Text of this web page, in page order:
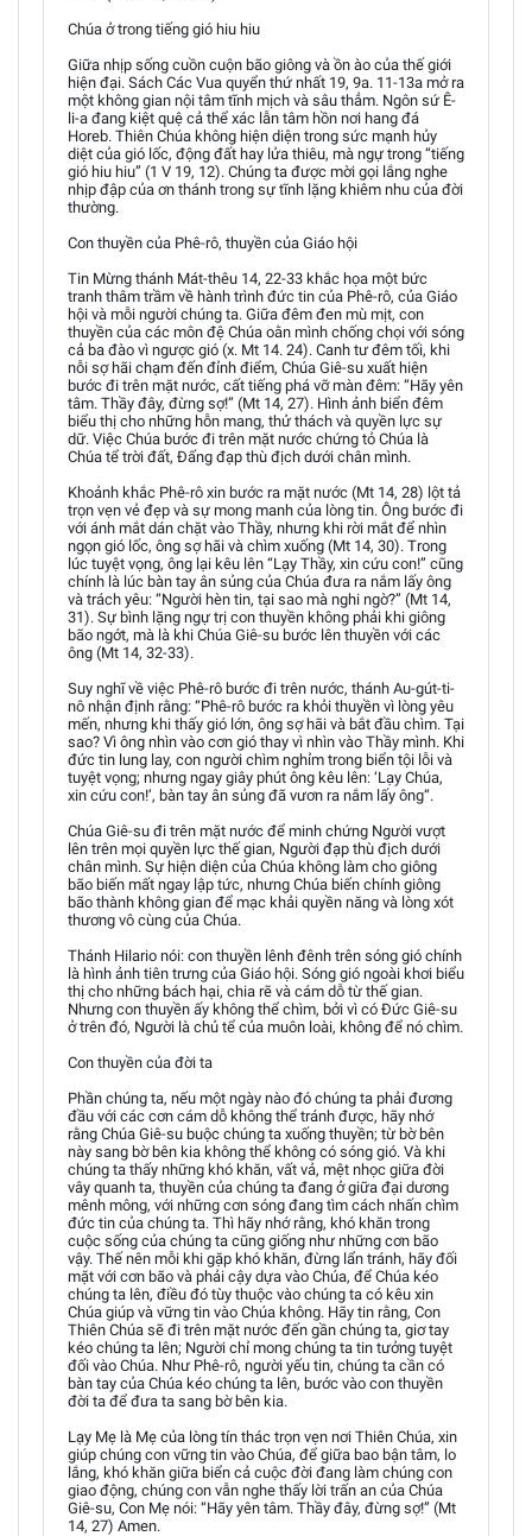
Chúa ở trong tiếng gió hiu hiu
Giữa nhịp sống cuồn cuộn bão giông và ồn ào của thế giới
hiện đại. Sách Các Vua quyển thứ nhất 19, 9a. 11-13a mở ra
một không gian nội tâm tĩnh mịch và sâu thẳm. Ngôn sứ Ê-
li-a đang kiệt quệ cả thể xác lẫn tâm hồn nơi hang đá
Horeb. Thiên Chúa không hiện diện trong sức mạnh hủy
diệt của gió lốc, động đất hay lửa thiêu, mà ngự trong “tiếng
gió hiu hiu” (1 V 19, 12). Chúng ta được mời gọi lắng nghe
nhịp đập của ơn thánh trong sự tĩnh lặng khiêm nhu của đời
thường.
Con thuyền của Phê-rô, thuyền của Giáo hội
Tin Mừng thánh Mát-thêu 14, 22-33 khắc họa một bức
tranh thâm trầm về hành trình đức tin của Phê-rô, của Giáo
hội và mỗi người chúng ta. Giữa đêm đen mù mịt, con
thuyền của các môn đệ Chúa oằn mình chống chọi với sóng
cả ba đào vì ngược gió (x. Mt 14. 24). Canh tư đêm tối, khi
nỗi sợ hãi chạm đến đỉnh điểm, Chúa Giê-su xuất hiện
bước đi trên mặt nước, cất tiếng phá vỡ màn đêm: “Hãy yên
tâm. Thầy đây, đừng sợ!” (Mt 14, 27). Hình ảnh biển đêm
biểu thị cho những hỗn mang, thử thách và quyền lực sự
dữ. Việc Chúa bước đi trên mặt nước chứng tỏ Chúa là
Chúa tể trời đất, Đấng đạp thù địch dưới chân mình.
Khoảnh khắc Phê-rô xin bước ra mặt nước (Mt 14, 28) lột tả
trọn vẹn vẻ đẹp và sự mong manh của lòng tin. Ông bước đi
với ánh mắt dán chặt vào Thầy, nhưng khi rời mắt để nhìn
ngọn gió lốc, ông sợ hãi và chìm xuống (Mt 14, 30). Trong
lúc tuyệt vọng, ông lại kêu lên “Lạy Thầy, xin cứu con!” cũng
chính là lúc bàn tay ân sủng của Chúa đưa ra nắm lấy ông
và trách yêu: “Người hèn tin, tại sao mà nghi ngờ?” (Mt 14,
31). Sự bình lặng ngự trị con thuyền không phải khi giông
bão ngớt, mà là khi Chúa Giê-su bước lên thuyền với các
ông (Mt 14, 32-33).
Suy nghĩ về việc Phê-rô bước đi trên nước, thánh Au-gút-ti-
nô nhận định rằng: “Phê-rô bước ra khỏi thuyền vì lòng yêu
mến, nhưng khi thấy gió lớn, ông sợ hãi và bắt đầu chìm. Tại
sao? Vì ông nhìn vào cơn gió thay vì nhìn vào Thầy mình. Khi
đức tin lung lay, con người chìm nghỉm trong biển tội lỗi và
tuyệt vọng; nhưng ngay giây phút ông kêu lên: ‘Lạy Chúa,
xin cứu con!’, bàn tay ân sủng đã vươn ra nắm lấy ông“.
Chúa Giê-su đi trên mặt nước để minh chứng Người vượt
lên trên mọi quyền lực thế gian, Người đạp thù địch dưới
chân mình. Sự hiện diện của Chúa không làm cho giông
bão biến mất ngay lập tức, nhưng Chúa biến chính giông
bão thành không gian để mạc khải quyền năng và lòng xót
thương vô cùng của Chúa.
Thánh Hilario nói: con thuyền lênh đênh trên sóng gió chính
là hình ảnh tiên trưng của Giáo hội. Sóng gió ngoài khơi biểu
thị cho những bách hại, chia rẽ và cám dỗ từ thế gian.
Nhưng con thuyền ấy không thể chìm, bởi vì có Đức Giê-su
ở trên đó, Người là chủ tể của muôn loài, không để nó chìm.
Con thuyền của đời ta
Phần chúng ta, nếu một ngày nào đó chúng ta phải đương
đầu với các cơn cám dỗ không thể tránh được, hãy nhớ
rằng Chúa Giê-su buộc chúng ta xuống thuyền; từ bờ bên
này sang bờ bên kia không thể không có sóng gió. Và khi
chúng ta thấy những khó khăn, vất vả, mệt nhọc giữa đời
vây quanh ta, thuyền của chúng ta đang ở giữa đại dương
mênh mông, với những cơn sóng đang tìm cách nhấn chìm
đức tin của chúng ta. Thì hãy nhớ rằng, khó khăn trong
cuộc sống của chúng ta cũng giống như những cơn bão
vậy. Thế nên mỗi khi gặp khó khăn, đừng lẩn tránh, hãy đối
mặt với cơn bão và phải cậy dựa vào Chúa, để Chúa kéo
chúng ta lên, điều đó tùy thuộc vào chúng ta có kêu xin
Chúa giúp và vững tin vào Chúa không. Hãy tin rằng, Con
Thiên Chúa sẽ đi trên mặt nước đến gần chúng ta, giơ tay
kéo chúng ta lên; Người chỉ mong chúng ta tin tưởng tuyệt
đối vào Chúa. Như Phê-rô, người yếu tin, chúng ta cần có
bàn tay của Chúa kéo chúng ta lên, bước vào con thuyền
đời ta để đưa ta sang bờ bên kia.
Lạy Mẹ là Mẹ của lòng tín thác trọn vẹn nơi Thiên Chúa, xin
giúp chúng con vững tin vào Chúa, để giữa bao bận tâm, lo
lắng, khó khăn giữa biển cả cuộc đời đang làm chúng con
giao động, chúng con vẫn nghe thấy lời trấn an của Chúa
Giê-su, Con Mẹ nói: “Hãy yên tâm. Thầy đây, đừng sợ!” (Mt
14, 27) Amen.